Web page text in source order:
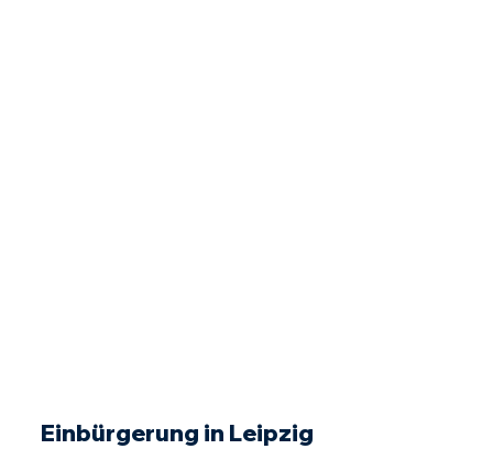
Einbürgerung in Leipzig